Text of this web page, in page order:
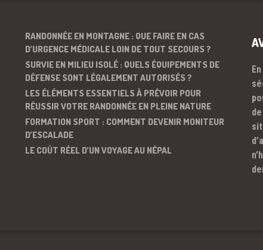
RANDONNÉE EN MONTAGNE : QUE FAIRE EN CAS
D’URGENCE MÉDICALE LOIN DE TOUT SECOURS ?
SURVIE EN MILIEU ISOLÉ : QUELS ÉQUIPEMENTS DE
DÉFENSE SONT LÉGALEMENT AUTORISÉS ?
LES ÉLÉMENTS ESSENTIELS À PRÉVOIR POUR
RÉUSSIR VOTRE RANDONNÉE EN PLEINE NATURE
FORMATION SPORT : COMMENT DEVENIR MONITEUR
D’ESCALADE
LE COÛT RÉEL D’UN VOYAGE AU NÉPAL